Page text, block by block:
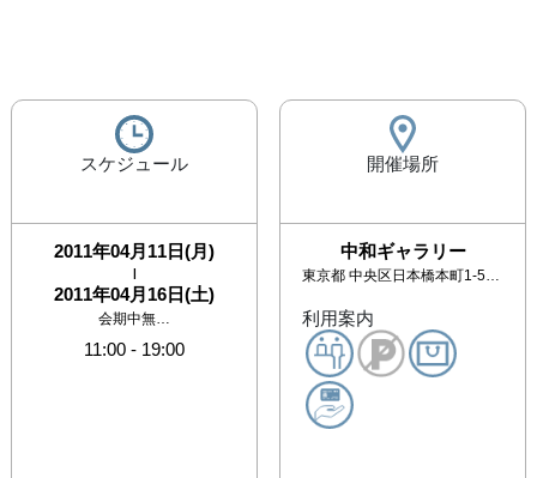
スケジュール
2011年04月11日(月)
|
2011年04月16日(土)
会期中無…
11:00 - 19:00
開催場所
中和ギャラリー
東京都 中央区日本橋本町1-5-17 町田ビル4F
利用案内